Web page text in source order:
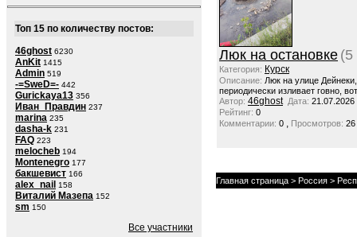
Топ 15 по количеству постов:
46ghost 6230
AnKit 1415
Admin 519
-=SweD=- 442
Gurickaya13 356
Иван_Правдин 237
marina 235
dasha-k 231
FAQ 223
melocheb 194
Montenegro 177
бакшевист 166
alex_nail 158
Виталий Мазепа 152
sm 150
Все участники
Люк на остановке (5
Категория: Курск
Описание: Люк на улице
периодически изливает говно,
Автор: 46ghost Дата: 21.07.2026
Рейтинг: 0
Комментарии: 0 , Просмотров: 26
Главная страница > Россия >